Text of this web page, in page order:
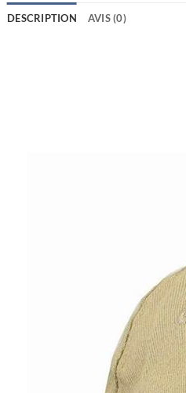
DESCRIPTION AVIS (0)